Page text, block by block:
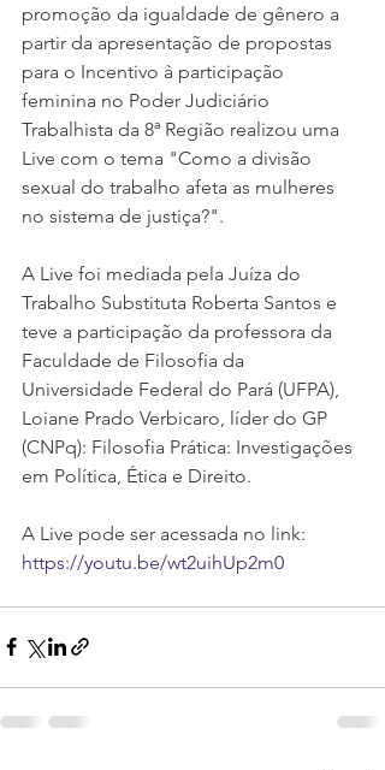
promoção da igualdade de gênero a
partir da apresentação de propostas
para o Incentivo à participação
feminina no Poder Judiciário
Trabalhista da 8ª Região realizou uma
Live com o tema "Como a divisão
sexual do trabalho afeta as mulheres
no sistema de justiça?".
A Live foi mediada pela Juíza do
Trabalho Substituta Roberta Santos e
teve a participação da professora da
Faculdade de Filosofia da
Universidade Federal do Pará (UFPA),
Loiane Prado Verbicaro, líder do GP
(CNPq): Filosofia Prática: Investigações
em Política, Ética e Direito.
A Live pode ser acessada no link:
https://youtu.be/wt2uihUp2m0